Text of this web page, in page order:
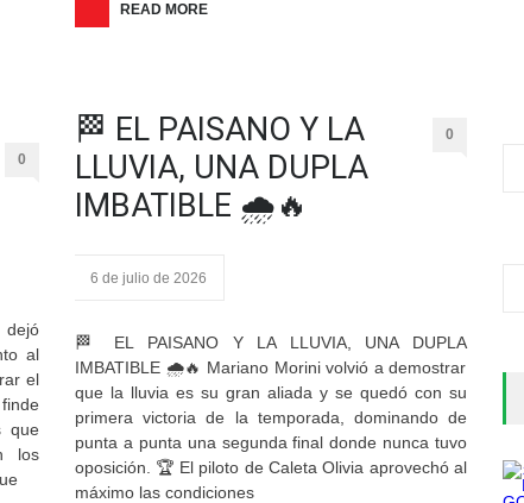
0
dejó
al
el
que
los
READ MORE
🏁 EL PAISANO Y LA
LLUVIA, UNA DUPLA
IMBATIBLE 🌧️🔥
0
6 de julio de 2026
🏁 EL PAISANO Y LA LLUVIA, UNA DUPLA
IMBATIBLE 🌧️🔥 Mariano Morini volvió a demostrar
que la lluvia es su gran aliada y se quedó con su
primera victoria de la temporada, dominando de
punta a punta una segunda final donde nunca tuvo
oposición. 🏆 El piloto de Caleta Olivia aprovechó al
máximo las condiciones